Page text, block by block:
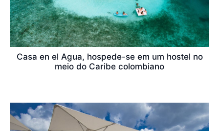
Casa en el Agua, hospede-se em um hostel no
meio do Caribe colombiano